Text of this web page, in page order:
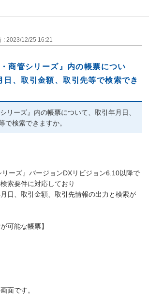
: 2023/12/25 16:21
商管シリーズ』内の帳票につい
日、取引金額、取引先等で検索でき
リーズ』内の帳票について、取引年月日、
で検索できますか。
リーズ』バージョンDXリビジョン6.10以降で
索要件に対応しており
日、取引金額、取引先情報の出力と検索が
可能な帳票】
面です。